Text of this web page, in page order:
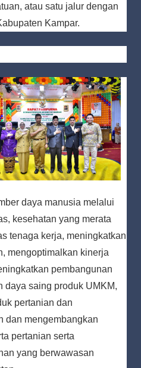
atau satu jalur dengan
Kampar.
daya manusia melalui
kesehatan yang merata
tenaga kerja, meningkatkan
mengoptimalkan kinerja
pembangunan
daya saing produk UMKM,
pertanian dan
dan mengembangkan
pertanian serta
yang berwawasan